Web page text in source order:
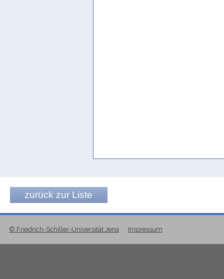
zurück zur Liste
© Friedrich-Schiller-Universität Jena Impressum